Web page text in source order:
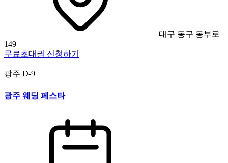
대구 동구 동부로
149
무료초대권 신청하기
광주 D-9
광주 웨딩 페스타